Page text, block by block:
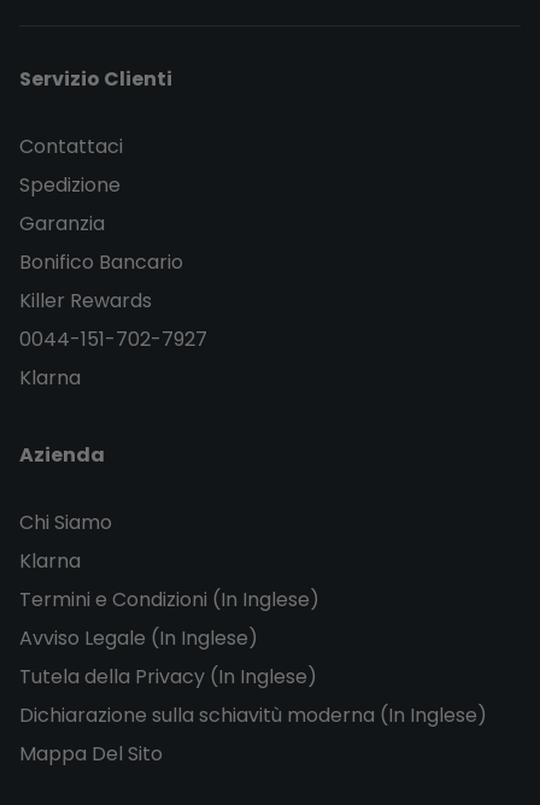
Servizio Clienti
Contattaci
Spedizione
Garanzia
Bonifico Bancario
Killer Rewards
0044-151-702-7927
Klarna
Azienda
Chi Siamo
Klarna
Termini e Condizioni (In Inglese)
Avviso Legale (In Inglese)
Tutela della Privacy (In Inglese)
Dichiarazione sulla schiavitù moderna (In Inglese)
Mappa Del Sito